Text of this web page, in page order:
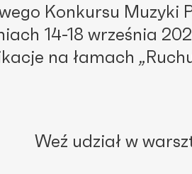
Konkursu Muzyki
14-18 września
na łamach
Weź udział w